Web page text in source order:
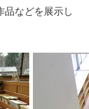
品などを展示し